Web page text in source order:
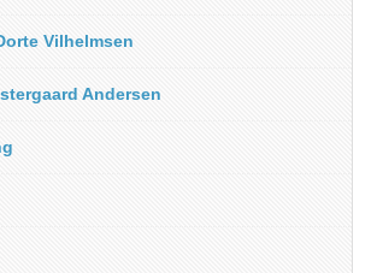
Vilhelmsen
Andersen